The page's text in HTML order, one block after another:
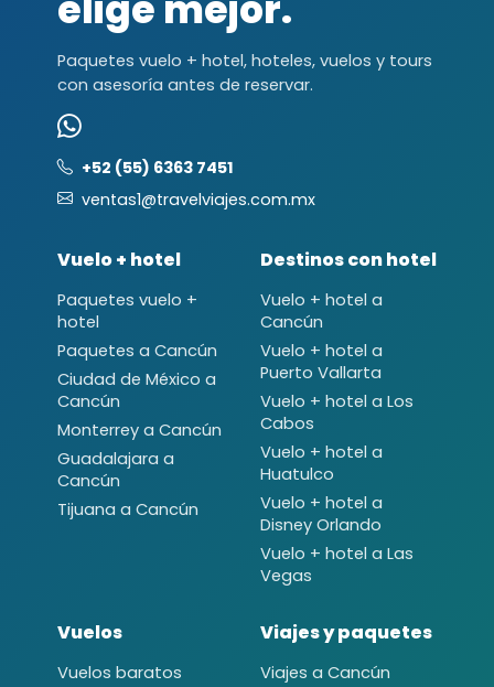
Paquetes vuelo + hotel, hoteles, vuelos y tours
con asesoría antes de reservar.
+52 (55) 6363 7451
ventas1@travelviajes.com.mx
Vuelo + hotel
Paquetes vuelo +
hotel
Paquetes a Cancún
Ciudad de México a
Cancún
Monterrey a Cancún
Guadalajara a
Cancún
Tijuana a Cancún
Destinos con hotel
Vuelo + hotel a
Cancún
Vuelo + hotel a
Puerto Vallarta
Vuelo + hotel a Los
Cabos
Vuelo + hotel a
Huatulco
Vuelo + hotel a
Disney Orlando
Vuelo + hotel a Las
Vegas
Vuelos
Vuelos baratos
Viajes y paquetes
Viajes a Cancún